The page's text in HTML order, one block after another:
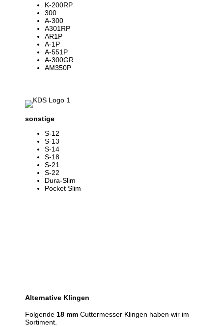
K-200RP
300
A-300
A301RP
AR1P
A-1P
A-551P
A-300GR
AM350P
sonstige
S-12
S-13
S-14
S-18
S-21
S-22
Dura-Slim
Pocket Slim
Alternative Klingen
Folgende18 mm Cuttermesser Klingen haben wir im
Sortiment.